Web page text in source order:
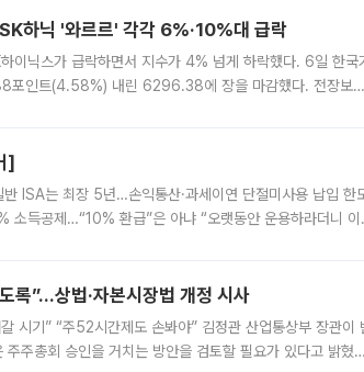
하닉 '와르르' 각각 6%·10%대 급락
이닉스가 급락하면서 지수가 4% 넘게 하락했다. 6일 한국
포인트(4.58%) 내린 6296.38에 장을 마감했다. 전장보다
]
ISA는 최장 5년…손익통산·과세이연 단절미사용 납입 한
소득공제…“10% 환급”은 아냐 “오랫동안 운용하라더니 이
록”…상법·자본시장법 개정 시사
시기” “주52시간제도 손봐야” 김정관 산업통상부 장관이
주총회 승인을 거치는 방안을 검토할 필요가 있다고 밝혔다.